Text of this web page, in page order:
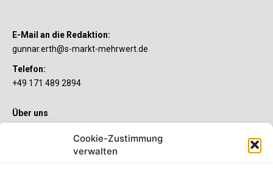
Cookie-Zustimmung
verwalten
E-Mail an die Redaktion:
gunnar.erth@s-markt-mehrwert.de
Telefon:
+49 171 489 2894
Über uns
Sie wollen mehr als ein gewöhnliches Girokonto? Dann ist unser
S-Quin Konto genau das Richtige für Sie. Die beiden